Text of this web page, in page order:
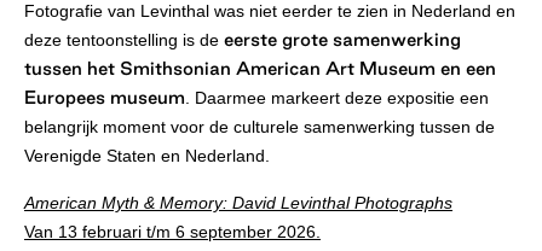
Fotografie van Levinthal was niet eerder te zien in Nederland en
deze tentoonstelling is de eerste grote samenwerking
tussen het Smithsonian American Art Museum en een
Europees museum . Daarmee markeert deze expositie een
belangrijk moment voor de culturele samenwerking tussen de
Verenigde Staten en Nederland.
American Myth & Memory: David Levinthal Photographs
Van 13 februari t/m 6 september 2026.